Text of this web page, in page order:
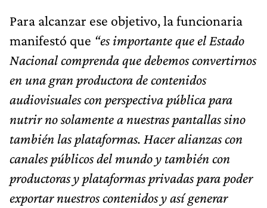
Para alcanzar ese objetivo, la funcionaria
manifestó que “es importante que el Estado
Nacional comprenda que debemos convertirnos
en una gran productora de contenidos
audiovisuales con perspectiva pública para
nutrir no solamente a nuestras pantallas sino
también las plataformas. Hacer alianzas con
canales públicos del mundo y también con
productoras y plataformas privadas para poder
exportar nuestros contenidos y así generar